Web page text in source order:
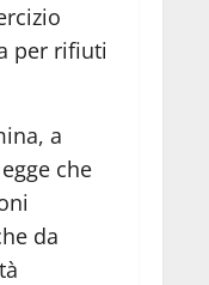
per rifiuti
a
che
da